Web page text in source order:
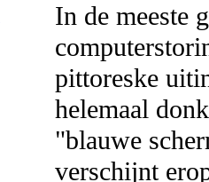
In de meeste
pittoreske
helemaal
"blauwe
verschijnt